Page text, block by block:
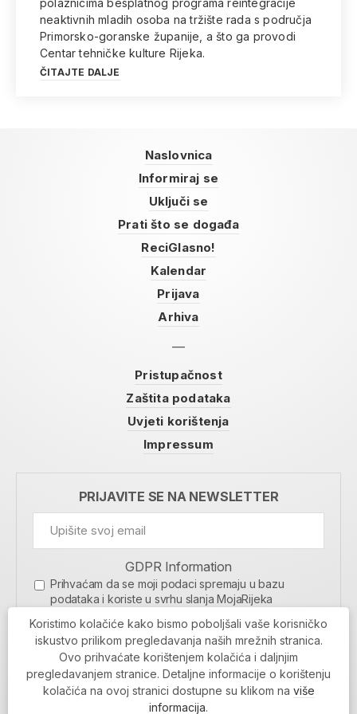
polaznicima besplatnog programa reintegracije
neaktivnih mladih osoba na tržište rada s područja
Primorsko-goranske županije, a što ga provodi
Centar tehničke kulture Rijeka.
ČITAJTE DALJE
Naslovnica
Informiraj se
Uključi se
Prati što se događa
ReciGlasno!
Kalendar
Prijava
Arhiva
Pristupačnost
Zaštita podataka
Uvjeti korištenja
Impressum
PRIJAVITE SE NA NEWSLETTER
GDPR Information
Prihvaćam da se moji podaci spremaju u bazu
podataka i koriste u svrhu slanja MojaRijeka
MOJARIJEKA NEWSLETTER
PRIJAVI SE
Koristimo kolačiće kako bismo poboljšali vaše korisničko
iskustvo prilikom pregledavanja naših mrežnih stranica.
Ovo prihvaćate korištenjem kolačića i daljnjim
pregledavanjem stranice. Detaljne informacije o korištenju
kolačića na ovoj stranici dostupne su klikom na više
informacija.